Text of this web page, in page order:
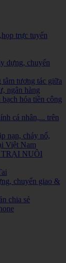
trực tuyến
dựng, chuyển
tương tác giữa
ngân hàng
hóa tiền công
cá nhân,... trên
nạn, cháy nổ,
Việt Nam
NUÔI
chuyển giao &
chia sẻ